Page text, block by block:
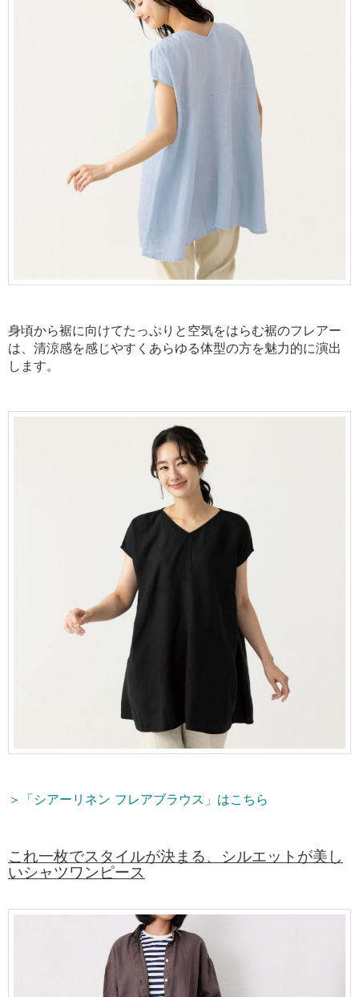
身頃から裾に向けてたっぷりと空気をはらむ裾のフレアー
は、清涼感を感じやすくあらゆる体型の方を魅力的に演出
します。
＞「シアーリネン フレアブラウス」はこちら
これ一枚でスタイルが決まる、シルエットが美し
いシャツワンピース